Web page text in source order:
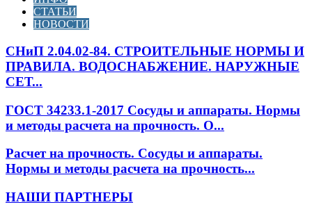
СТАТЬИ
НОВОСТИ
СНиП 2.04.02-84. СТРОИТЕЛЬНЫЕ НОРМЫ И
ПРАВИЛА. ВОДОСНАБЖЕНИЕ. НАРУЖНЫЕ
СЕТ...
ГОСТ 34233.1-2017 Сосуды и аппараты. Нормы
и методы расчета на прочность. О...
Расчет на прочность. Сосуды и аппараты.
Нормы и методы расчета на прочность...
НАШИ ПАРТНЕРЫ